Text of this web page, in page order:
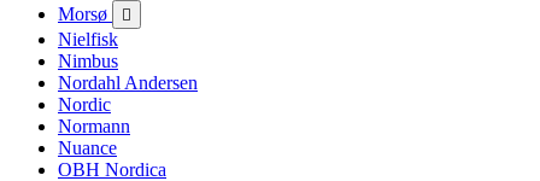
Morsø

Nielfisk
Nimbus
Nordahl Andersen
Nordic
Normann
Nuance
OBH Nordica